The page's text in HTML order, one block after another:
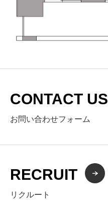
CONTACT US
お問い合わせフォーム
RECRUIT
リクルート